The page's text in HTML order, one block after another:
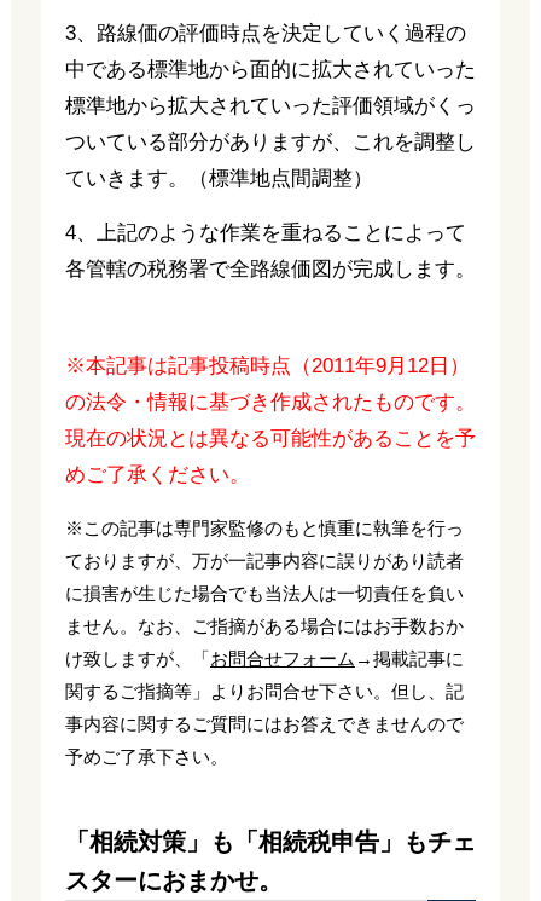
3、路線価の評価時点を決定していく過程の
中である標準地から面的に拡大されていった
標準地から拡大されていった評価領域がくっ
ついている部分がありますが、これを調整し
ていきます。（標準地点間調整）
4、上記のような作業を重ねることによって
各管轄の税務署で全路線価図が完成します。
※本記事は記事投稿時点（2011年9月12日）
の法令・情報に基づき作成されたものです。
現在の状況とは異なる可能性があることを予
めご了承ください。
※この記事は専門家監修のもと慎重に執筆を行っ
ておりますが、万が一記事内容に誤りがあり読者
に損害が生じた場合でも当法人は一切責任を負い
ません。なお、ご指摘がある場合にはお手数おか
け致しますが、「お問合せフォーム →掲載記事に
関するご指摘等」よりお問合せ下さい。但し、記
事内容に関するご質問にはお答えできませんので
予めご了承下さい。
「相続対策」も「相続税申告」もチェ
スターにおまかせ。